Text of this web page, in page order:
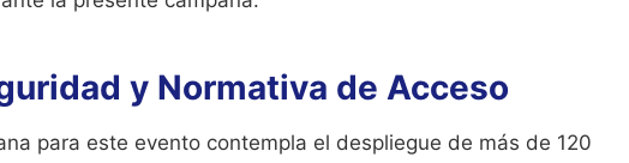
y Normativa de Acceso
para este evento contempla el despliegue de más de 120